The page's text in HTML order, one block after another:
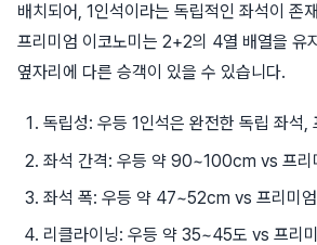
배치되어, 1인석이라는 독립적인 좌석이 존
프리미엄 이코노미는 2+2의 4열 배열을 유
옆자리에 다른 승객이 있을 수 있습니다.
독립성: 우등 1인석은 완전한 독립 좌석,
좌석 간격: 우등 약 90~100cm vs 프
좌석 폭: 우등 약 47~52cm vs 프리미
리클라이닝: 우등 약 35~45도 vs 프리